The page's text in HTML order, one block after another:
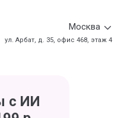
Москва
ул. Арбат, д. 35, офис 468, этаж 4
с ИИ